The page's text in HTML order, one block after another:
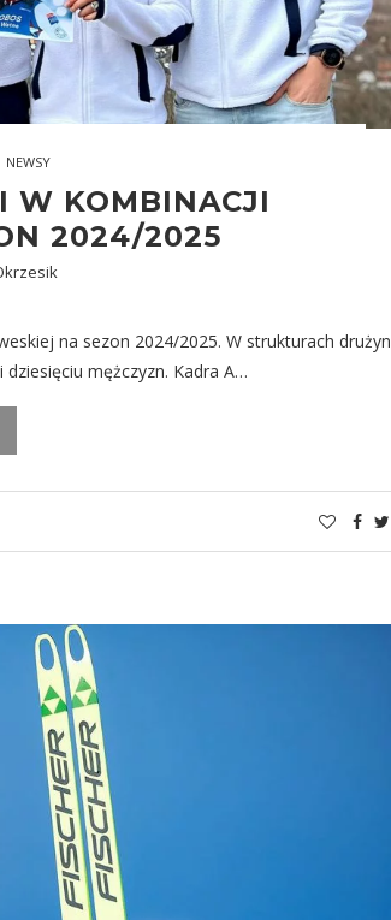
NEWSY
W KOMBINACJI
2024/2025
na sezon 2024/2025. W strukturach drużyn
mężczyzn. Kadra A…